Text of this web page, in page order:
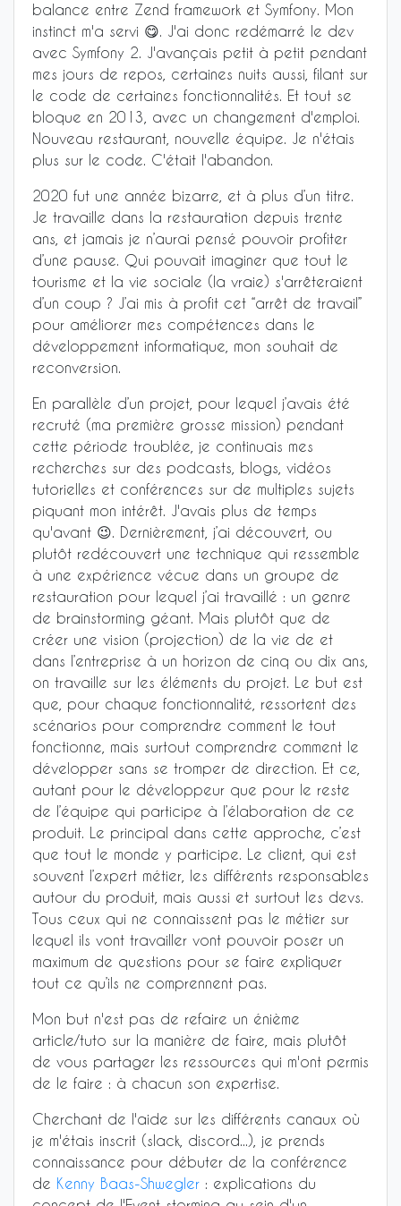
balance entre Zend framework et Symfony. Mon
instinct m'a servi 😋. J'ai donc redémarré le dev
avec Symfony 2. J'avançais petit à petit pendant
mes jours de repos, certaines nuits aussi, filant sur
le code de certaines fonctionnalités. Et tout se
bloque en 2013, avec un changement d'emploi.
Nouveau restaurant, nouvelle équipe. Je n'étais
plus sur le code. C'était l'abandon.
2020 fut une année bizarre, et à plus d’un titre.
Je travaille dans la restauration depuis trente
ans, et jamais je n’aurai pensé pouvoir profiter
d’une pause. Qui pouvait imaginer que tout le
tourisme et la vie sociale (la vraie) s'arrêteraient
d’un coup ? J’ai mis à profit cet “arrêt de travail”
pour améliorer mes compétences dans le
développement informatique, mon souhait de
reconversion.
En parallèle d’un projet, pour lequel j’avais été
recruté (ma première grosse mission) pendant
cette période troublée, je continuais mes
recherches sur des podcasts, blogs, vidéos
tutorielles et conférences sur de multiples sujets
piquant mon intérêt. J'avais plus de temps
qu'avant 😉. Dernièrement, j’ai découvert, ou
plutôt redécouvert une technique qui ressemble
à une expérience vécue dans un groupe de
restauration pour lequel j’ai travaillé : un genre
de brainstorming géant. Mais plutôt que de
créer une vision (projection) de la vie de et
dans l’entreprise à un horizon de cinq ou dix ans,
on travaille sur les éléments du projet. Le but est
que, pour chaque fonctionnalité, ressortent des
scénarios pour comprendre comment le tout
fonctionne, mais surtout comprendre comment le
développer sans se tromper de direction. Et ce,
autant pour le développeur que pour le reste
de l’équipe qui participe à l’élaboration de ce
produit. Le principal dans cette approche, c’est
que tout le monde y participe. Le client, qui est
souvent l’expert métier, les différents responsables
autour du produit, mais aussi et surtout les devs.
Tous ceux qui ne connaissent pas le métier sur
lequel ils vont travailler vont pouvoir poser un
maximum de questions pour se faire expliquer
tout ce qu’ils ne comprennent pas.
Mon but n'est pas de refaire un énième
article/tuto sur la manière de faire, mais plutôt
de vous partager les ressources qui m'ont permis
de le faire : à chacun son expertise.
Cherchant de l'aide sur les différents canaux où
je m'étais inscrit (slack, discord...), je prends
connaissance pour débuter de la conférence
de Kenny Baas-Shwegler : explications du